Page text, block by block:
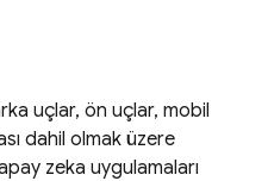
uçlar, ön uçlar, mobil
dahil olmak üzere
zeka uygulamaları